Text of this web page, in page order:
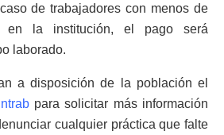
de trabajadores con menos de
en la institución, el pago será
laborado.
a disposición de la población el
para solicitar más información
cualquier práctica que falte